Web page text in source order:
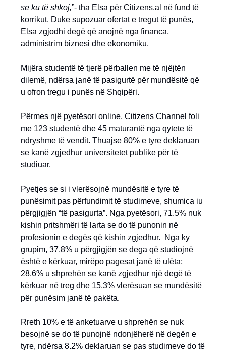
se ku të shkoj,”- tha Elsa për Citizens.al në fund të
korrikut. Duke supozuar ofertat e tregut të punës,
Elsa zgjodhi degë që anojnë nga financa,
administrim biznesi dhe ekonomiku.
Mijëra studentë të tjerë përballen me të njëjtën
dilemë, ndërsa janë të pasigurtë për mundësitë që
u ofron tregu i punës në Shqipëri.
Përmes një pyetësori online, Citizens Channel foli
me 123 studentë dhe 45 maturantë nga qytete të
ndryshme të vendit. Thuajse 80% e tyre deklaruan
se kanë zgjedhur universitetet publike për të
studiuar.
Pyetjes se si i vlerësojnë mundësitë e tyre të
punësimit pas përfundimit të studimeve, shumica iu
përgjigjën “të pasigurta”. Nga pyetësori, 71.5% nuk
kishin pritshmëri të larta se do të punonin në
profesionin e degës që kishin zgjedhur. Nga ky
grupim, 37.8% u përgjigjën se dega që studiojnë
është e kërkuar, mirëpo pagesat janë të ulëta;
28.6% u shprehën se kanë zgjedhur një degë të
kërkuar në treg dhe 15.3% vlerësuan se mundësitë
për punësim janë të pakëta.
Rreth 10% e të anketuarve u shprehën se nuk
besojnë se do të punojnë ndonjëherë në degën e
tyre, ndërsa 8.2% deklaruan se pas studimeve do të